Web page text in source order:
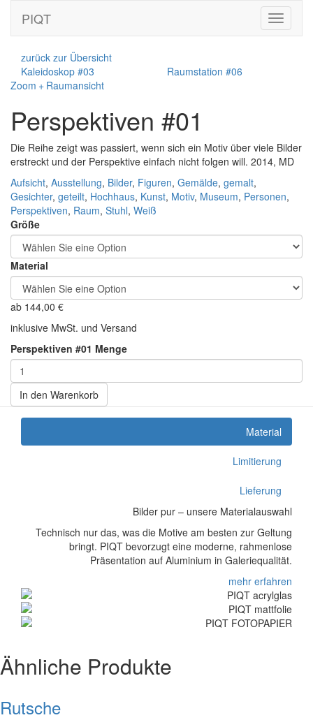
Toggle
PIQT
zurück zur Übersicht
Kaleidoskop #03
Raumstation #06
Zoom + Raumansicht
Perspektiven #01
Die Reihe zeigt was passiert, wenn sich ein Motiv über viele Bilder
erstreckt und der Perspektive einfach nicht folgen will. 2014, MD
Aufsicht, Ausstellung, Bilder, Figuren, Gemälde, gemalt,
Gesichter, geteilt, Hochhaus, Kunst, Motiv, Museum, Personen,
Perspektiven, Raum, Stuhl, Weiß
Größe
Material
ab 144,00 €
inklusive MwSt. und Versand
Perspektiven #01 Menge
In den Warenkorb
Material
Limitierung
Lieferung
Bilder pur – unsere Materialauswahl
Technisch nur das, was die Motive am besten zur Geltung
bringt. PIQT bevorzugt eine moderne, rahmenlose
Präsentation auf Aluminium in Galeriequalität.
mehr erfahren
Ähnliche Produkte
Rutsche